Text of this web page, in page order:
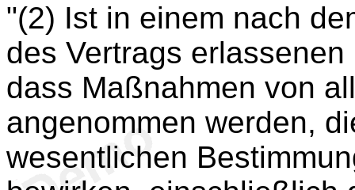
"(2) Ist in einem nach
des Vertrags
dass Maßnahmen von
angenommen werden,
wesentlichen